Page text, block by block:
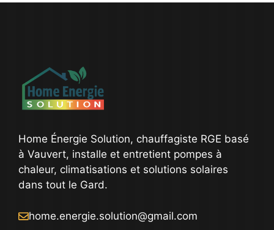
Home Énergie Solution, chauffagiste RGE basé
à Vauvert, installe et entretient pompes à
chaleur, climatisations et solutions solaires
dans tout le Gard.
home.energie.solution@gmail.com